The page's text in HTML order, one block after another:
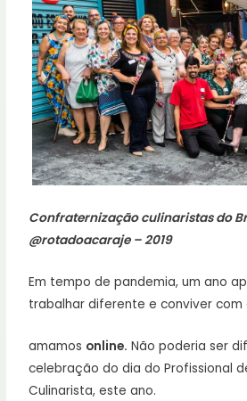
Confraternização culinaristas do
@rotadoacaraje – 2019
Em tempo de pandemia, um ano
trabalhar diferente e conviver com
amamos online. Não poderia ser
celebração do dia do Profissional
Culinarista, este ano.